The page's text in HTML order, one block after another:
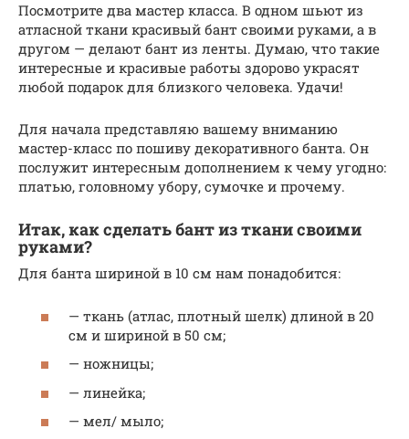
Посмотрите два мастер класса. В одном шьют из
атласной ткани красивый бант своими руками, а в
другом — делают бант из ленты. Думаю, что такие
интересные и красивые работы здорово украсят
любой подарок для близкого человека. Удачи!
Для начала представляю вашему вниманию
мастер-класс по пошиву декоративного банта. Он
послужит интересным дополнением к чему угодно:
платью, головному убору, сумочке и прочему.
Итак, как сделать бант из ткани своими
руками?
Для банта шириной в 10 см нам понадобится:
— ткань (атлас, плотный шелк) длиной в 20
см и шириной в 50 см;
— ножницы;
— линейка;
— мел/ мыло;